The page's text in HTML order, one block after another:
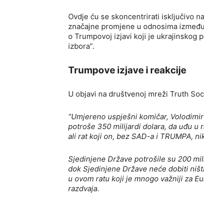
Ovdje ću se skoncentrirati isključivo
značajne promjene u odnosima
o Trumpovoj izjavi koji je ukrajinskog
izbora”.
Trumpove izjave i reakcije
U objavi na društvenoj mreži Truth
“Umjereno uspješni komičar,
potroše 350 milijardi dolara, da uđu u
ali rat koji on, bez SAD-a i TRUMPA,
Sjedinjene Države potrošile su 200
dok Sjedinjene Države neće dobiti
u ovom ratu koji je mnogo važniji za
razdvaja.